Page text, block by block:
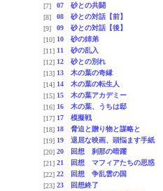
[7]
07 砂との共闘
[8]
08 砂との対話【前】
[9]
09 砂との対話【後】
[10] 10 砂の姉弟
[11] 11 砂の乱入
[12] 12 砂との別れ
[13] 13 木の葉の奇縁
[14] 14 木の葉の転生人
[15] 15 木の葉アカデミー
[16] 16 木の葉、うちは邸
[17] 17 模擬戦
[18] 18 脅迫と贈り物と謀略と
[19] 19 退屈な映画、頭悩ます手紙
[20] 20 回想 刹那の暗躍
[21] 21 回想 マフィアたちの思
[22] 22 回想 争乱雲の国
[23] 23 回想終了